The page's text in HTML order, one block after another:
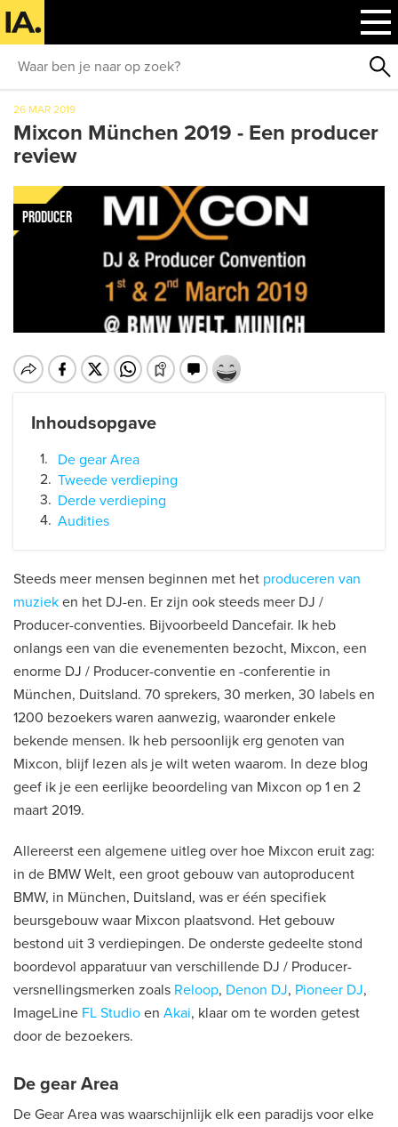
26 MAR 2019
Mixcon München 2019 - Een producer
review
PRODUCER
Inhoudsopgave
De gear Area
Tweede verdieping
Derde verdieping
Audities
Steeds meer mensen beginnen met het produceren van
muziek en het DJ-en. Er zijn ook steeds meer DJ /
Producer-conventies. Bijvoorbeeld Dancefair. Ik heb
onlangs een van die evenementen bezocht, Mixcon, een
enorme DJ / Producer-conventie en -conferentie in
München, Duitsland. 70 sprekers, 30 merken, 30 labels en
1200 bezoekers waren aanwezig, waaronder enkele
bekende mensen. Ik heb persoonlijk erg genoten van
Mixcon, blijf lezen als je wilt weten waarom. In deze blog
geef ik je een eerlijke beoordeling van Mixcon op 1 en 2
maart 2019.
Allereerst een algemene uitleg over hoe Mixcon eruit zag:
in de BMW Welt, een groot gebouw van autoproducent
BMW, in München, Duitsland, was er één specifiek
beursgebouw waar Mixcon plaatsvond. Het gebouw
bestond uit 3 verdiepingen. De onderste gedeelte stond
boordevol apparatuur van verschillende DJ / Producer-
versnellingsmerken zoals Reloop, Denon DJ, Pioneer DJ,
ImageLine FL Studio en Akai, klaar om te worden getest
door de bezoekers.
De gear Area
De Gear Area was waarschijnlijk elk een paradijs voor elke